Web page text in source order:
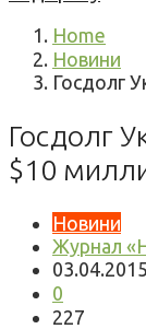
Home
Новини
Госдолг
Госдолг
$10
Новини
Журнал
03.04.2015
0
227